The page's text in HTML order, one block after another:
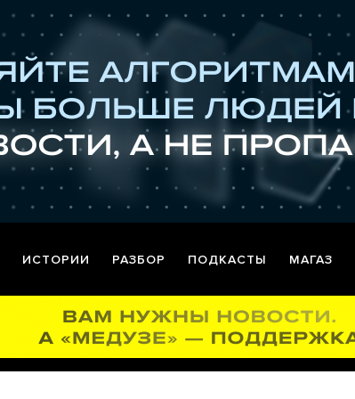
ИСТОРИИ РАЗБОР ПОДКАСТЫ МАГАЗ